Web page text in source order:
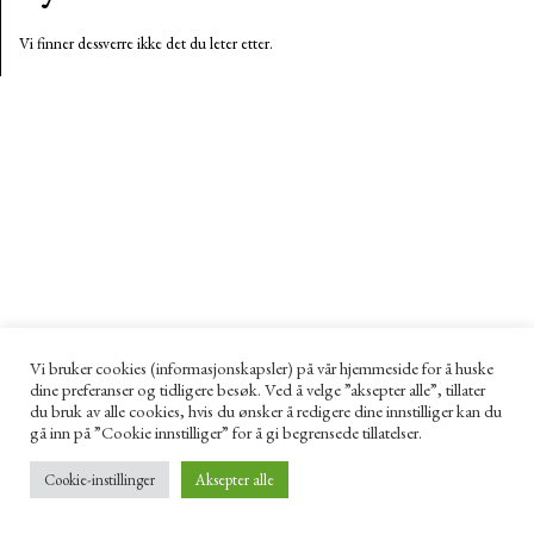
Vi finner dessverre ikke det du leter etter.
Vi bruker cookies (informasjonskapsler) på vår hjemmeside for å huske
dine preferanser og tidligere besøk. Ved å velge ”aksepter alle”, tillater
du bruk av alle cookies, hvis du ønsker å redigere dine innstilliger kan du
gå inn på ”Cookie innstilliger” for å gi begrensede tillatelser.
Cookie-instillinger Aksepter alle